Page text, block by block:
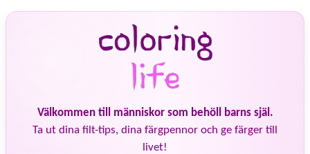
Välkommen till människor som behöll barns själ.
Ta ut dina filt-tips, dina färgpennor och ge färger till
livet!